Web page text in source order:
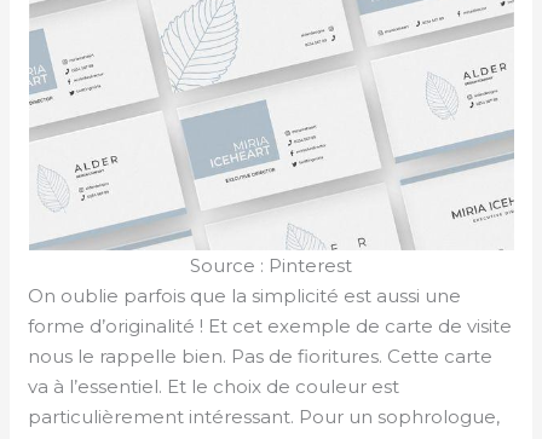
Source : Pinterest
On oublie parfois que la simplicité est aussi une
forme d’originalité ! Et cet exemple de carte de visite
nous le rappelle bien. Pas de fioritures. Cette carte
va à l’essentiel. Et le choix de couleur est
particulièrement intéressant. Pour un sophrologue,